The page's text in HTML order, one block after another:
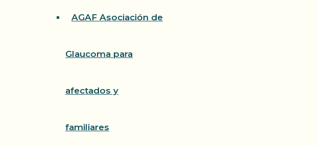
AGAF Asociación de
Glaucoma para
afectados y
familiares